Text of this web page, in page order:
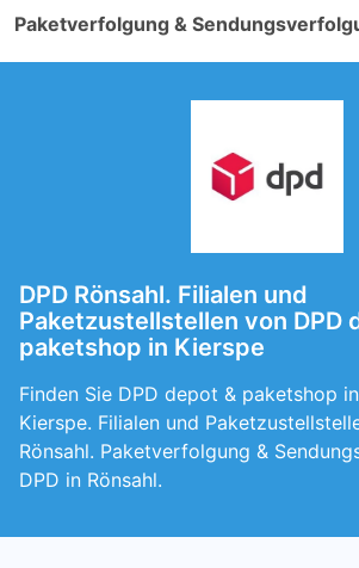
Paketverfolgung &
DPD Rönsahl. Filialen und
Paketzustellstellen von DPD
paketshop in Kierspe
Finden Sie DPD depot & paketshop
Kierspe. Filialen und
Rönsahl. Paketverfolgung &
DPD in Rönsahl.